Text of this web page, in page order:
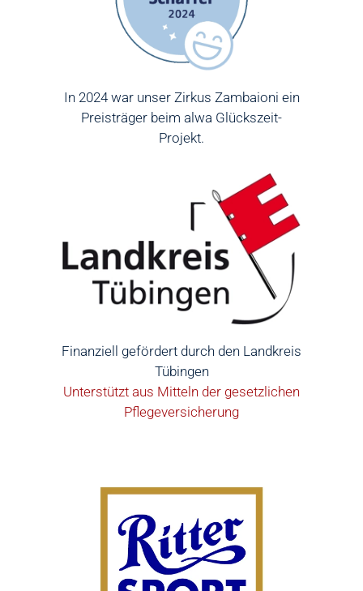
In 2024 war unser Zirkus Zambaioni ein
Preisträger beim alwa Glückszeit-
Projekt.
Finanziell gefördert durch den Landkreis
Tübingen
Unterstützt aus Mitteln der gesetzlichen
Pflegeversicherung